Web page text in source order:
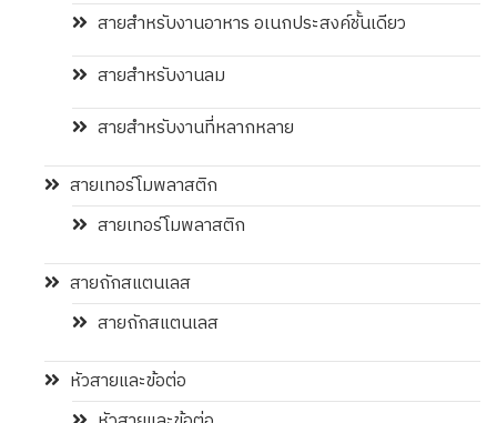
สายสำหรับงานอาหาร อเนกประสงค์ชั้นเดียว
สายสำหรับงานลม
สายสำหรับงานที่หลากหลาย
สายเทอร์โมพลาสติก
สายเทอร์โมพลาสติก
สายถักสแตนเลส
สายถักสแตนเลส
หัวสายและข้อต่อ